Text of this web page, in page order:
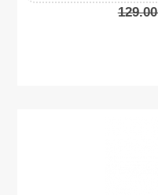
‎129.00